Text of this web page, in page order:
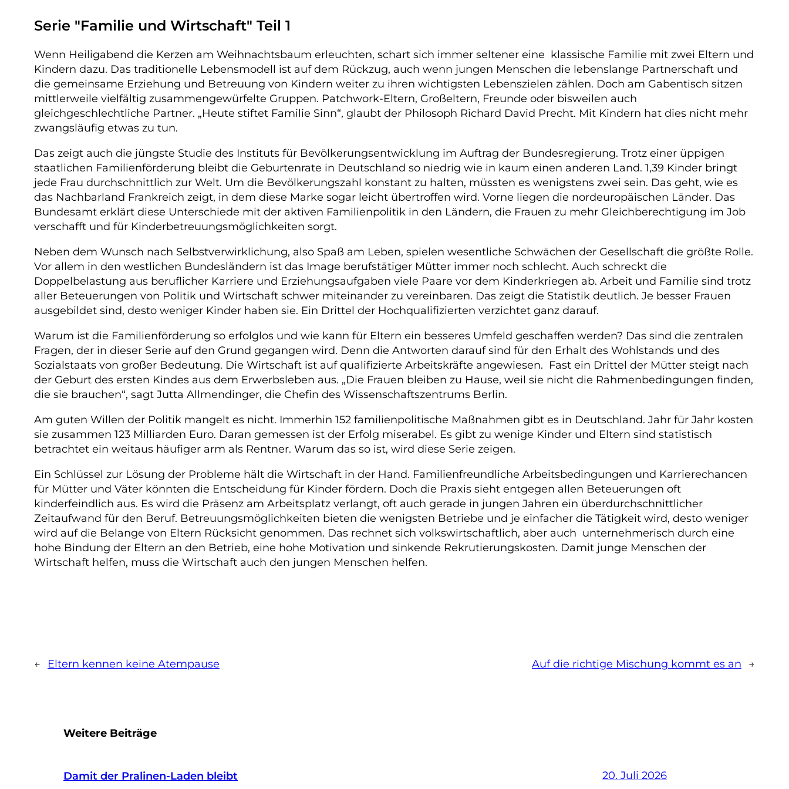
Serie "Familie und Wirtschaft" Teil 1
Wenn Heiligabend die Kerzen am Weihnachtsbaum erleuchten, schart sich immer seltener eine klassische Familie mit zwei Eltern und
Kindern dazu. Das traditionelle Lebensmodell ist auf dem Rückzug, auch wenn jungen Menschen die lebenslange Partnerschaft und
die gemeinsame Erziehung und Betreuung von Kindern weiter zu ihren wichtigsten Lebenszielen zählen. Doch am Gabentisch sitzen
mittlerweile vielfältig zusammengewürfelte Gruppen. Patchwork-Eltern, Großeltern, Freunde oder bisweilen auch
gleichgeschlechtliche Partner. „Heute stiftet Familie Sinn“, glaubt der Philosoph Richard David Precht. Mit Kindern hat dies nicht mehr
zwangsläufig etwas zu tun.
Das zeigt auch die jüngste Studie des Instituts für Bevölkerungsentwicklung im Auftrag der Bundesregierung. Trotz einer üppigen
staatlichen Familienförderung bleibt die Geburtenrate in Deutschland so niedrig wie in kaum einen anderen Land. 1,39 Kinder bringt
jede Frau durchschnittlich zur Welt. Um die Bevölkerungszahl konstant zu halten, müssten es wenigstens zwei sein. Das geht, wie es
das Nachbarland Frankreich zeigt, in dem diese Marke sogar leicht übertroffen wird. Vorne liegen die nordeuropäischen Länder. Das
Bundesamt erklärt diese Unterschiede mit der aktiven Familienpolitik in den Ländern, die Frauen zu mehr Gleichberechtigung im Job
verschafft und für Kinderbetreuungsmöglichkeiten sorgt.
Neben dem Wunsch nach Selbstverwirklichung, also Spaß am Leben, spielen wesentliche Schwächen der Gesellschaft die größte Rolle.
Vor allem in den westlichen Bundesländern ist das Image berufstätiger Mütter immer noch schlecht. Auch schreckt die
Doppelbelastung aus beruflicher Karriere und Erziehungsaufgaben viele Paare vor dem Kinderkriegen ab. Arbeit und Familie sind trotz
aller Beteuerungen von Politik und Wirtschaft schwer miteinander zu vereinbaren. Das zeigt die Statistik deutlich. Je besser Frauen
ausgebildet sind, desto weniger Kinder haben sie. Ein Drittel der Hochqualifizierten verzichtet ganz darauf.
Warum ist die Familienförderung so erfolglos und wie kann für Eltern ein besseres Umfeld geschaffen werden? Das sind die zentralen
Fragen, der in dieser Serie auf den Grund gegangen wird. Denn die Antworten darauf sind für den Erhalt des Wohlstands und des
Sozialstaats von großer Bedeutung. Die Wirtschaft ist auf qualifizierte Arbeitskräfte angewiesen. Fast ein Drittel der Mütter steigt nach
der Geburt des ersten Kindes aus dem Erwerbsleben aus. „Die Frauen bleiben zu Hause, weil sie nicht die Rahmenbedingungen finden,
die sie brauchen“, sagt Jutta Allmendinger, die Chefin des Wissenschaftszentrums Berlin.
Am guten Willen der Politik mangelt es nicht. Immerhin 152 familienpolitische Maßnahmen gibt es in Deutschland. Jahr für Jahr kosten
sie zusammen 123 Milliarden Euro. Daran gemessen ist der Erfolg miserabel. Es gibt zu wenige Kinder und Eltern sind statistisch
betrachtet ein weitaus häufiger arm als Rentner. Warum das so ist, wird diese Serie zeigen.
Ein Schlüssel zur Lösung der Probleme hält die Wirtschaft in der Hand. Familienfreundliche Arbeitsbedingungen und Karrierechancen
für Mütter und Väter könnten die Entscheidung für Kinder fördern. Doch die Praxis sieht entgegen allen Beteuerungen oft
kinderfeindlich aus. Es wird die Präsenz am Arbeitsplatz verlangt, oft auch gerade in jungen Jahren ein überdurchschnittlicher
Zeitaufwand für den Beruf. Betreuungsmöglichkeiten bieten die wenigsten Betriebe und je einfacher die Tätigkeit wird, desto weniger
wird auf die Belange von Eltern Rücksicht genommen. Das rechnet sich volkswirtschaftlich, aber auch unternehmerisch durch eine
hohe Bindung der Eltern an den Betrieb, eine hohe Motivation und sinkende Rekrutierungskosten. Damit junge Menschen der
Wirtschaft helfen, muss die Wirtschaft auch den jungen Menschen helfen.
← Eltern kennen keine Atempause Auf die richtige Mischung kommt es an →
Weitere Beiträge
Damit der Pralinen-Laden bleibt 20. Juli 2026